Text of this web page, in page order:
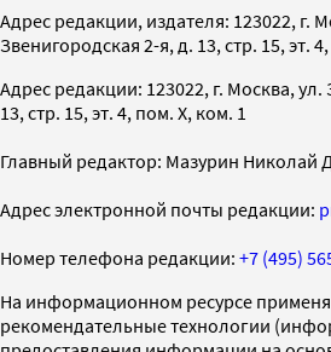
Адрес редакции, издателя: 123022, г.
Звенигородская 2-я, д. 13, стр. 15, эт.
Адрес редакции: 123022, г. Москва, ул.
13, стр. 15, эт. 4, пом. X, ком. 1
Главный редактор: Мазурин Николай
Адрес электронной почты редакции:
Номер телефона редакции: +7 (495)
На информационном ресурсе
рекомендательные технологии